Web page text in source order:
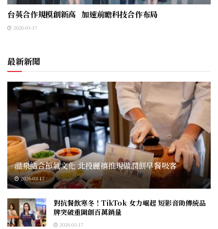
台英合作規模創新高 加速前瞻科技合作布局
2026-03-17
最新新聞
溫泉結合節氣文化 北投麗禧推現做潤餅早餐吸客
2026-03-17
對抗餐飲寒冬！TikTok 女力崛起 短影音助傳統品
牌突破重圍創百萬銷量
2026-03-17